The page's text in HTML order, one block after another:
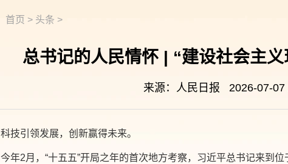
首页 > 头条 >
总书记的人民情怀 | “建设社会主
来源：人民日报 2026-07-07
科技引领发展，创新赢得未来。
今年2月，“十五五”开局之年的首次地方考察，习近平总书记来到